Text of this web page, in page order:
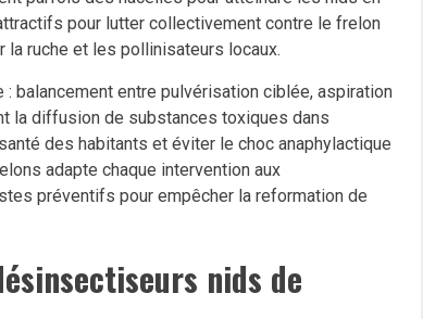
pour lutter collectivement contre le frelon
la ruche et les pollinisateurs locaux.
balancement entre pulvérisation ciblée, aspiration
la diffusion de substances toxiques dans
des habitants et éviter le choc anaphylactique
adapte chaque intervention aux
préventifs pour empêcher la reformation de
nids de